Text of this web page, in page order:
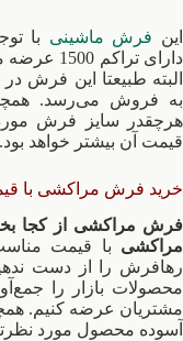
این فرش ماشینی
دارای
البته طبیعتا این فرش
به فروش می‌رسد.
هرچقدر سایز فرش مورد
قیمت آن بیشتر خواهد بود.
خرید فرش مراکشی با
فرش مراکشی از کجا
مراکشی با قیمت
رهافرش را از دست
محصولات بازار را
مشتریان عرضه کنیم.
آسوده محصول مورد